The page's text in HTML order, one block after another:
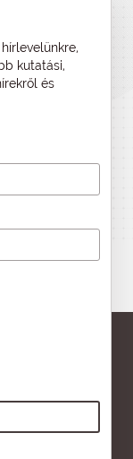
kutatási,
és